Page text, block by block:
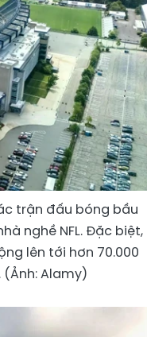
trận đấu bóng bầu
nghề NFL. Đặc biệt,
lên tới hơn 70.000
Alamy)